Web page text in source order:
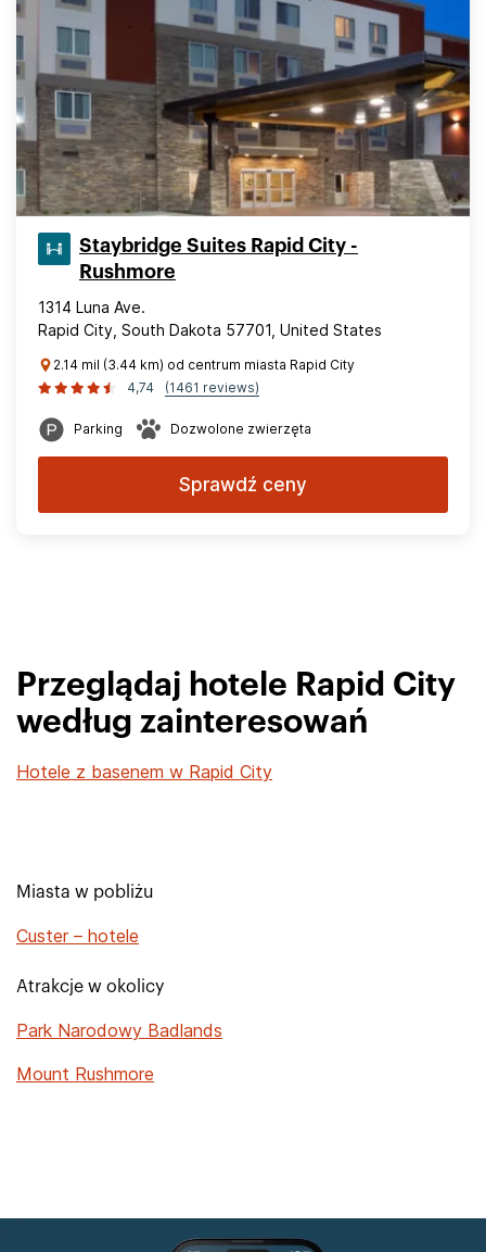
Staybridge Suites Rapid City -
Rushmore
1314 Luna Ave.
Rapid City, South Dakota 57701, United States
2.14 mil (3.44 km) od centrum miasta Rapid City
4,74
(1461 reviews)
Parking Dozwolone zwierzęta
Sprawdź ceny
Przeglądaj hotele Rapid City
według zainteresowań
Hotele z basenem w Rapid City
Miasta w pobliżu
Custer – hotele
Atrakcje w okolicy
Park Narodowy Badlands
Mount Rushmore